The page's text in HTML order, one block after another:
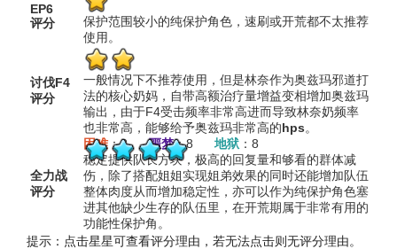
EP6
评分
保护范围较小的纯保护角色，速刷或开荒都不太推荐
使用。
讨伐F4
评分
一般情况下不推荐使用，但是林奈作为奥兹玛邪道打
法的核心奶妈，自带高额治疗量增益变相增加奥兹玛
输出，由于F4受击频率非常高进而导致林奈奶频率
也非常高，能够给予奥兹玛非常高的hps。
全力战
评分
困难：8 噩梦：8 地狱 ：8
稳定提供队长方块，极高的回复量和够看的群体减
伤，除了搭配姐姐实现姐弟效果的同时还能增加队伍
整体肉度从而增加稳定性，亦可以作为纯保护角色塞
进其他缺少生存的队伍里，在开荒期属于非常有用的
功能性保护角。
提示：点击星星可查看评分理由，若无法点击则无评分理由。